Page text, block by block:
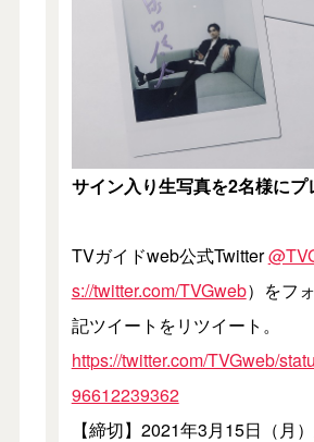
サイン入り生写真を2名様にプ
TVガイドweb公式Twitter
s://twitter.com/TVGweb）をフ
記ツイートをリツイート。
https://twitter.com/TVGweb/
96612239362
【締切】2021年3月15日（月